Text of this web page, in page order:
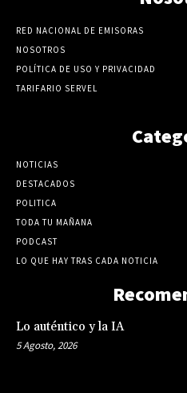
RED NACIONAL DE EMISORAS
NOSOTROS
POLÍTICA DE USO Y PRIVACIDAD
TARIFARIO SERVEL
NOTICIAS
DESTACADOS
POLITICA
TODA TU MAÑANA
PODCAST
LO QUE HAY TRAS CADA NOTICIA
Lo auténtico y la IA
5 Agosto, 2026